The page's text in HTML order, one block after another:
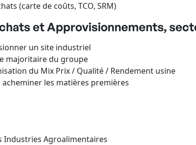
(carte de coûts, TCO, SRM)
et Approvisionnements,
un site industriel
majoritaire du groupe
du Mix Prix / Qualité / Rendement usine
les matières premières
Industries Agroalimentaires